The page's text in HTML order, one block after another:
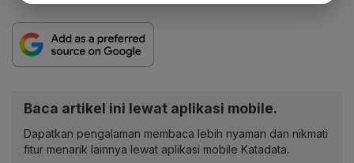
Baca artikel ini lewat aplikasi mobile.
Dapatkan pengalaman membaca lebih nyaman dan nikmati
fitur menarik lainnya lewat aplikasi mobile Katadata.